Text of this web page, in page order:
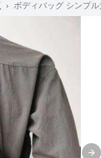
› ボディバッグ シンプ